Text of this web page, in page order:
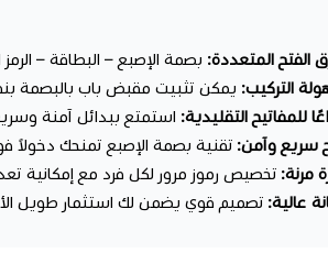
الفتح المتعددة: بصمة الإصبع – البطاقة –
التركيب: يمكن تثبيت مقبض باب بالبصمة
للمفاتيح التقليدية: استمتع ببدائل آمنة
سريع وآمن: تقنية بصمة الإصبع تمنحك دخولاً
مرنة: تخصيص رموز مرور لكل فرد مع إمكانية
عالية: تصميم قوي يضمن لك استثمار طويل